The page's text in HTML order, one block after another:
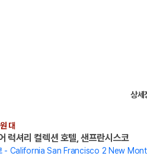
상세
대
럭셔리 컬렉션 호텔, 샌프란시스코
- California San Francisco 2 New